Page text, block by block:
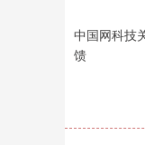
中国网科技
馈